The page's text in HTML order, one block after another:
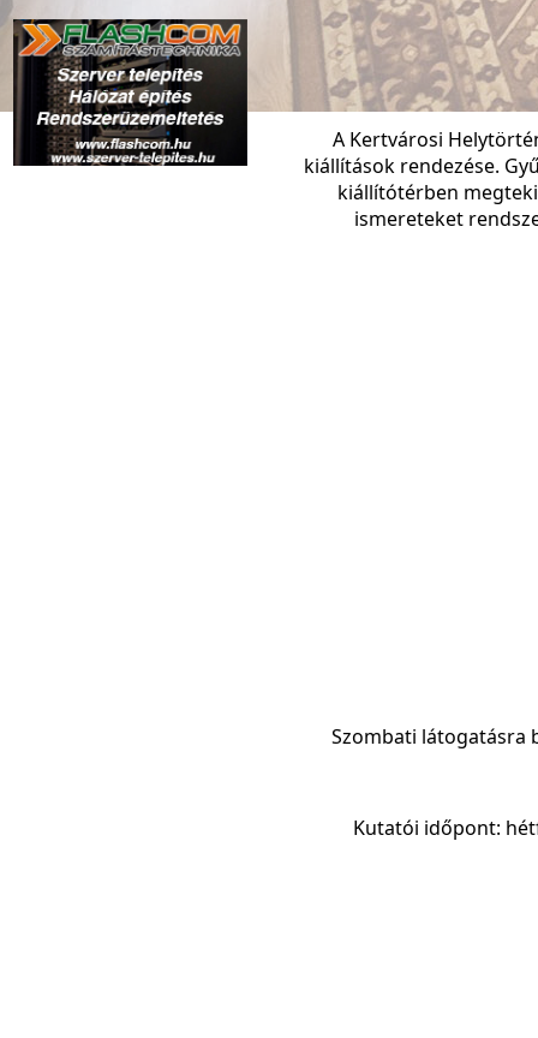
A Kertvárosi
kiállítások rendezése.
kiállítótérben
ismereteket
Szombati látogatásra
Kutatói időpont: